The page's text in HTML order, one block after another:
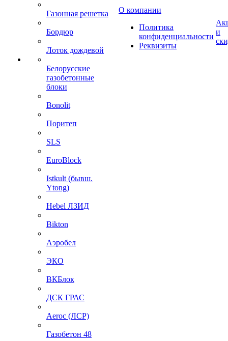
Газонная решетка
Бордюр
Лоток дождевой
Белорусские
газобетонные
блоки
Bonolit
Поритеп
SLS
EuroBlock
Istkult (бывш.
Ytong)
Hebel ЛЗИД
Bikton
Аэробел
ЭКО
ВКБлок
ДСК ГРАС
Aeroc (ЛСР)
Газобетон 48
О компании
Политика
конфиденциальности
Реквизиты
и